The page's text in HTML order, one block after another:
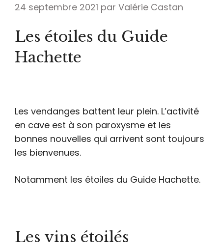
24 septembre 2021 par Valérie Castan
Les étoiles du Guide
Hachette
Les vendanges battent leur plein. L’activité
en cave est à son paroxysme et les
bonnes nouvelles qui arrivent sont toujours
les bienvenues.
Notamment les étoiles du Guide Hachette.
Les vins étoilés